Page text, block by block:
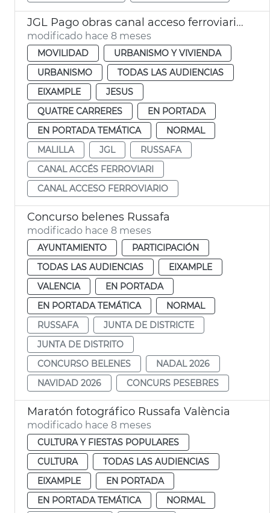
JGL Pago obras canal acceso ferroviario València
modificado hace 8 meses
MOVILIDAD
URBANISMO Y VIVIENDA
URBANISMO
TODAS LAS AUDIENCIAS
EIXAMPLE
JESUS
QUATRE CARRERES
EN PORTADA
EN PORTADA TEMÁTICA
NORMAL
MALILLA
JGL
RUSSAFA
CANAL ACCÉS FERROVIARI
CANAL ACCESO FERROVIARIO
Concurso belenes Russafa
modificado hace 8 meses
AYUNTAMIENTO
PARTICIPACIÓN
TODAS LAS AUDIENCIAS
EIXAMPLE
VALENCIA
EN PORTADA
EN PORTADA TEMÁTICA
NORMAL
RUSSAFA
JUNTA DE DISTRICTE
JUNTA DE DISTRITO
CONCURSO BELENES
NADAL 2026
NAVIDAD 2026
CONCURS PESEBRES
Maratón fotográfico Russafa València
modificado hace 8 meses
CULTURA Y FIESTAS POPULARES
CULTURA
TODAS LAS AUDIENCIAS
EIXAMPLE
EN PORTADA
EN PORTADA TEMÁTICA
NORMAL